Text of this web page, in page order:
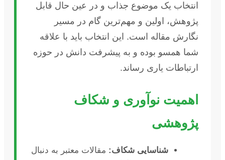
انتخاب یک موضوع جذاب و در عین حال قابل
پژوهش، اولین و مهم‌ترین گام در مسیر
نگارش مقاله است. این انتخاب باید با علاقه
شما همسو بوده و به پیشرفت دانش در حوزه
ارتباطات یاری رساند.
اهمیت نوآوری و شکاف
پژوهشی
شناسایی شکاف: مقالات معتبر به دنبال